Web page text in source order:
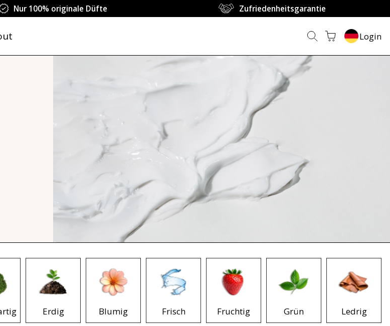
Nur 100% originale Düfte Zufriedenheitsgarantie
Login
Erdig Blumig Frisch Fruchtig Grün Ledrig